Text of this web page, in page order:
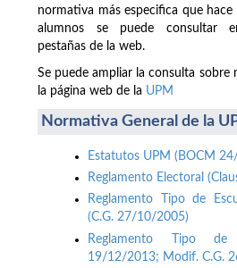
normativa más especifica que
alumnos se puede consultar
pestañas de la web.
Se puede ampliar la consulta sobre
la página web de la UPM
Normativa General de la
Estatutos UPM (BOCM
Reglamento Electoral
Reglamento Tipo de
(C.G. 27/10/2005)
Reglamento Tipo de
19/12/2013; Modif. C.G.